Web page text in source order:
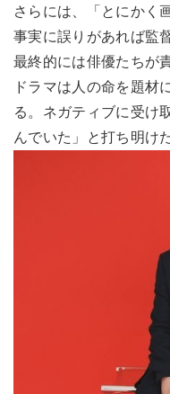
さらには、「とにかく
事実に誤りがあれば監
最終的には俳優たちが
ドラマは人の命を題材
る。ネガティブに受け
んでいた」と打ち明けた